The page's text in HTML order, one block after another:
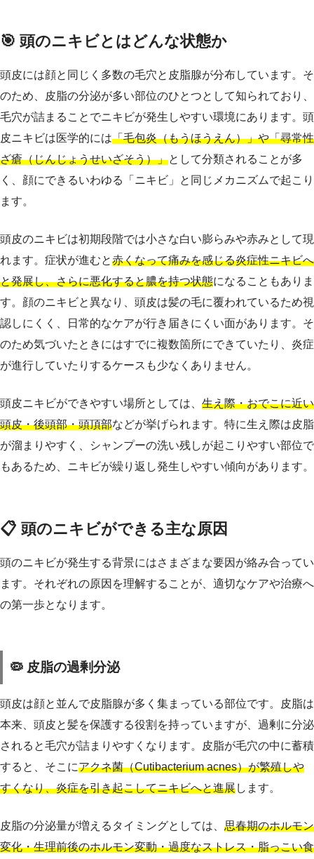
🎯 頭のニキビとはどんな状態か
頭皮には顔と同じく多数の毛穴と皮脂腺が分布しています。そ
のため、皮脂の分泌が多い部位のひとつとして知られており、
毛穴が詰まることでニキビが発生しやすい環境にあります。頭
皮ニキビは医学的には「毛包炎（もうほうえん）」や「尋常性
ざ瘡（じんじょうせいざそう）」として分類されることが多
く、顔にできるいわゆる「ニキビ」と同じメカニズムで起こり
ます。
頭皮のニキビは初期段階では小さな白い膨らみや赤みとして現
れます。症状が進むと赤くなって痛みを感じる炎症性ニキビへ
と発展し、さらに悪化すると膿を持つ状態になることもありま
す。顔のニキビと異なり、頭皮は髪の毛に覆われているため視
認しにくく、日常的なケアが行き届きにくい面があります。そ
のため気づいたときにはすでに複数箇所にできていたり、炎症
が進行していたりするケースも少なくありません。
頭皮ニキビができやすい場所としては、 生え際・おでこに近い
頭皮・後頭部・頭頂部などが挙げられます。特に生え際は皮脂
が溜まりやすく、シャンプーの洗い残しが起こりやすい部位で
もあるため、ニキビが繰り返し発生しやすい傾向があります。
📋 頭のニキビができる主な原因
頭のニキビが発生する背景にはさまざまな要因が絡み合ってい
ます。それぞれの原因を理解することが、適切なケアや治療へ
の第一歩となります。
🦠 皮脂の過剰分泌
頭皮は顔と並んで皮脂腺が多く集まっている部位です。皮脂は
本来、頭皮と髪を保護する役割を持っていますが、過剰に分泌
されると毛穴が詰まりやすくなります。皮脂が毛穴の中に蓄積
すると、そこにアクネ菌（Cutibacterium acnes）が繁殖しや
すくなり、炎症を引き起こしてニキビへと進展します。
皮脂の分泌量が増えるタイミングとしては、 思春期のホルモン
変化・生理前後のホルモン変動・過度なストレス・脂っこい食